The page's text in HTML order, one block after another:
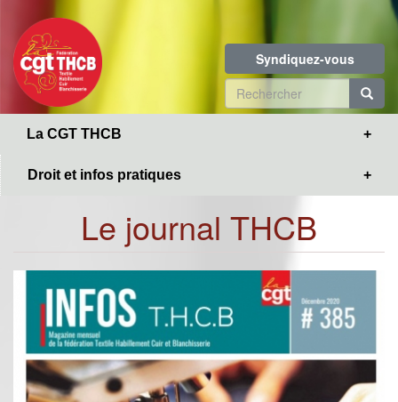
contenu
principal
Syndiquez-vous
Formulaire
de
La CGT THCB
Droit et infos pratiques
Le journal THCB